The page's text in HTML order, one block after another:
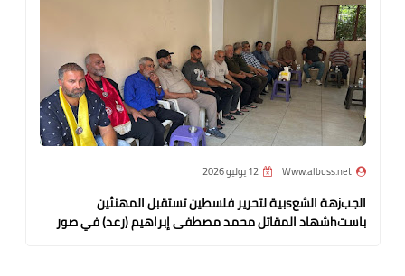
Www.albuss.net 12 يوليو 2026
الجبjهة الشعsبية لتحرير فلسطين تستقبل المهنئين
باستhشهاد المقاتل محمد مصطفى إبراهيم (رعد) في صور